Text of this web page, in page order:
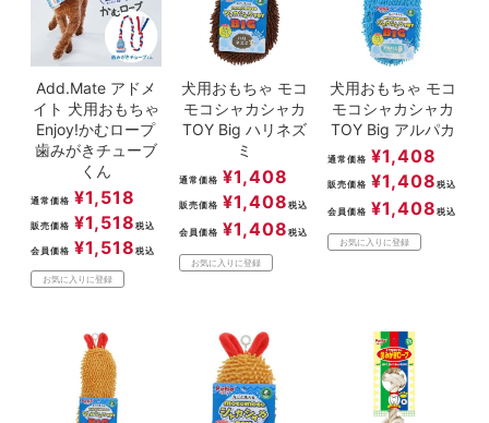
Add.Mate アドメ
イト 犬用おもちゃ
Enjoy!かむロープ
歯みがきチューブ
くん
通常価格 ¥1,518
販売価格 ¥1,518 税込
会員価格 ¥1,518 税込
お気に入りに登録
犬用おもちゃ モコ
モコシャカシャカ
TOY Big ハリネズ
ミ
通常価格 ¥1,408
販売価格 ¥1,408 税込
会員価格 ¥1,408 税込
お気に入りに登録
犬用おもちゃ モコ
モコシャカシャカ
TOY Big アルパカ
通常価格 ¥1,408
販売価格 ¥1,408 税込
会員価格 ¥1,408 税込
お気に入りに登録